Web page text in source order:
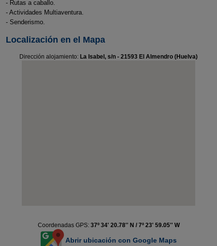
- Rutas a caballo.
- Actividades Multiaventura.
- Senderismo.
Localización en el Mapa
Dirección alojamiento: La Isabel, s/n - 21593 El Almendro (Huelva)
Coordenadas GPS: 37º 34' 20.78'' N / 7º 23' 59.05'' W
Abrir ubicación con Google Maps